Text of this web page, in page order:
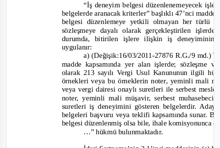
“İş deneyim belgesi düzenlenemeyecek
belgelerde aranacak kriterler” başlıklı 47’nci
belgesi düzenlemeye yetkili olmayan her
sözleşmeye dayalı olarak gerçekleştirilen
durumda, bitirilen işlere ilişkin iş deneyiminin
uygulanır:
a) (Değişik:16/03/2011-27876 R.G./9 md.)
madde kapsamında yer alan işlerde; sözleşme
olarak 213 sayılı Vergi Usul Kanununun ilgili
örnekleri veya bu örneklerin noter, yeminli mali
veya vergi dairesi onaylı suretleri ile serbest
noter, yeminli mali müşavir, serbest
suretleri iş deneyimini gösteren belgelerdir.
belgeleri başvuru veya teklifi kapsamında sunar.
belgesi düzenlenmiş olsa bile, ihale komisyonunca
…”hükmü bulunmaktadır.